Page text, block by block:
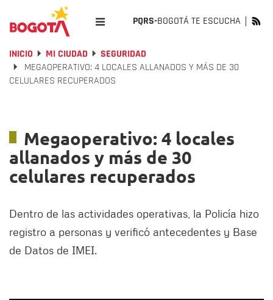
PQRS-BOGOTÁ TE ESCUCHA
INICIO MI CIUDAD
SEGURIDAD
MEGAOPERATIVO: 4 LOCALES ALLANADOS Y MÁS DE 30
CELULARES RECUPERADOS
Megaoperativo: 4 locales
allanados y más de 30
celulares recuperados
Dentro de las actividades operativas, la Policía hizo
registro a personas y verificó antecedentes y Base
de Datos de IMEI.